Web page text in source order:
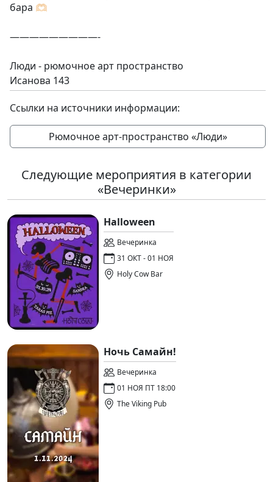
бара 🫶🏻
—————————-
Люди - рюмочное арт пространство
Исанова 143
Ссылки на источники информации:
Рюмочное арт-пространство «Люди»
Следующие мероприятия в категории
«Вечеринки»
Halloween
Вечеринка
31 ОКТ - 01 НОЯ
Holy Cow Bar
Ночь Самайн!
Вечеринка
01 НОЯ ПТ 18:00
The Viking Pub